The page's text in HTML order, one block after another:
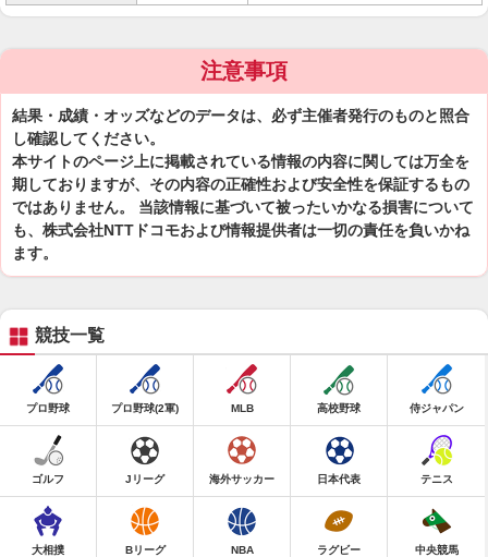
注意事項
結果・成績・オッズなどのデータは、必ず主催者発行のものと照合
し確認してください。
本サイトのページ上に掲載されている情報の内容に関しては万全を
期しておりますが、その内容の正確性および安全性を保証するもの
ではありません。 当該情報に基づいて被ったいかなる損害について
も、株式会社NTTドコモおよび情報提供者は一切の責任を負いかね
ます。
競技一覧
プロ野球 プロ野球(2軍) MLB 高校野球 侍ジャパン
ゴルフ Jリーグ 海外サッカー 日本代表 テニス
大相撲 Bリーグ NBA ラグビー 中央競馬